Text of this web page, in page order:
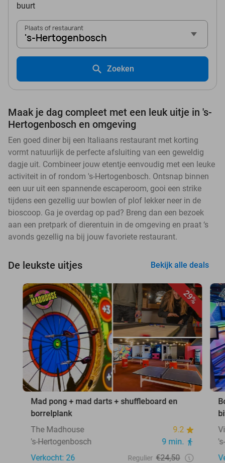
buurt
Plaats of restaurant
's-Hertogenbosch
Zoeken
Maak je dag compleet met een leuk uitje in 's-
Hertogenbosch en omgeving
Een goed diner bij een Italiaans restaurant met korting
vormt natuurlijk de perfecte afsluiting van een geweldig
dagje uit. Combineer jouw etentje eenvoudig met een leuke
activiteit in of rondom 's-Hertogenbosch. Ontsnap binnen
een uur uit een spannende escaperoom, gooi een strike
tijdens een gezellig uur bowlen of plof lekker neer in de
bioscoop. Ga je overdag op pad? Breng dan een bezoek
aan een pretpark of dierentuin in de omgeving en praat ‘s
avonds gezellig na bij jouw favoriete restaurant.
De leukste uitjes Bekijk alle deals
29%
Mad pong + mad darts + shuffleboard en
borrelplank
The Madhouse
9.2
's-Hertogenbosch
9 min.
Verkocht: 26
Regulier €24,50